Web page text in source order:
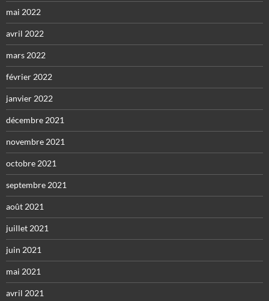
mai 2022
avril 2022
mars 2022
février 2022
janvier 2022
décembre 2021
novembre 2021
octobre 2021
septembre 2021
août 2021
juillet 2021
juin 2021
mai 2021
avril 2021